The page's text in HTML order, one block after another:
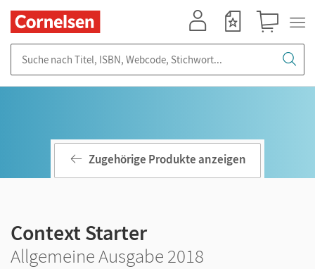
Zugehörige Produkte anzeigen
Context Starter
Allgemeine Ausgabe 2018